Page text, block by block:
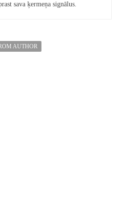
sava ķermeņa signālus.
AUTHOR